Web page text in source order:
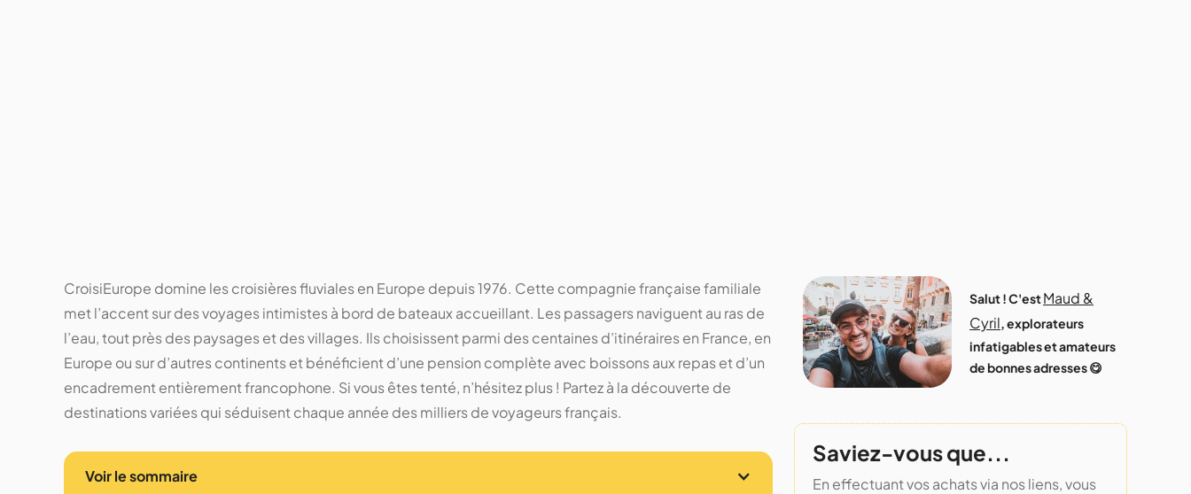
CroisiEurope domine les croisières fluviales en Europe depuis 1976. Cette compagnie française familiale
met l’accent sur des voyages intimistes à bord de bateaux accueillant. Les passagers naviguent au ras de
l’eau, tout près des paysages et des villages. Ils choisissent parmi des centaines d’itinéraires en France, en
Europe ou sur d’autres continents et bénéficient d’une pension complète avec boissons aux repas et d’un
encadrement entièrement francophone. Si vous êtes tenté, n’hésitez plus ! Partez à la découverte de
destinations variées qui séduisent chaque année des milliers de voyageurs français.
Voir le sommaire
Salut ! C'estMaud &
Cyril, explorateurs
infatigables et amateurs
de bonnes adresses 😋
Saviez-vous que...
En effectuant vos achats via nos liens, vous